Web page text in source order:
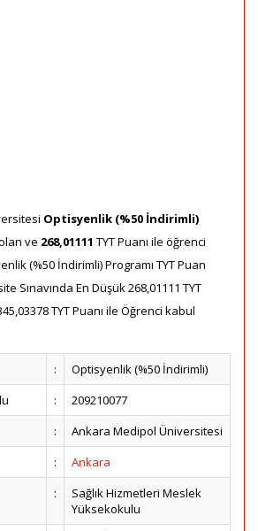
Optisyenlik (%50 İndirimli)
ve 268,01111 TYT Puanı ile öğrenci
(%50 İndirimli) Programı TYT Puan
Sınavında En Düşük 268,01111 TYT
TYT Puanı ile Öğrenci kabul
:
Optisyenlik (%50 İndirimli)
:
209210077
:
Ankara Medipol Üniversitesi
:
Ankara
:
Sağlık Hizmetleri Meslek
Yüksekokulu